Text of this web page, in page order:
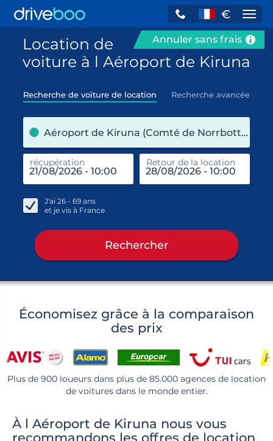
€
Annuler sans frais
Location de
voiture à l Aéroport de Kiruna
Recherche de voiture de location Recherche avancée
Aéroport de Kiruna (Comté de Norrbotten / Suède)
récupération Retour de la location
J'ai 26 - 69 ans
et je vis à France
Rechercher
Économisez grâce à la comparaison
des prix
Plus de 900 loueurs dans plus de 85.000 agences de location
de voitures dans le monde entier.
À l Aéroport de Kiruna nous vous
recommandons les offres de location